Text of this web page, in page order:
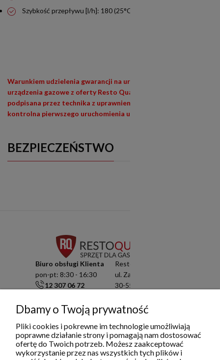
Szybkość przepływu [l/h]: 180 (25°C)
Warunkiem udzielenia gwarancji na urządzenia siłowe (400V) i
urządzenia gazowe z oferty Resto Quality jest wypełniona i
podpisana przez technika z uprawnieniami (E1,E3) lista
kontrolna pierwszego uruchomienia urządzenia
BEZPIECZEŃSTWO
Biuro obsługi Klienta
pon-pt: 8:30 - 16:30
12 307 06 72
info@restoquality.pl
Serwis
pon-pt: 8:30 - 16:30
577 609 633
Resto Quality Sp. z o.o.
ul. Zamknięta 10/1.5
30-554 Kraków
KRS: 0000511822
Dbamy o Twoją prywatność
Pliki cookies i pokrewne im technologie umożliwiają
poprawne działanie strony i pomagają nam dostosować
ofertę do Twoich potrzeb. Możesz zaakceptować
wykorzystanie przez nas wszystkich tych plików i